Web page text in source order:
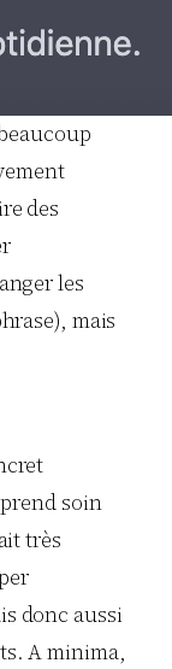
des
les
mais
prend soin
très
donc aussi
A minima,